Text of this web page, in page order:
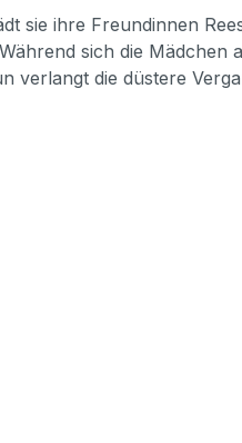
sie ihre Freundinnen
sich die
verlangt die düstere